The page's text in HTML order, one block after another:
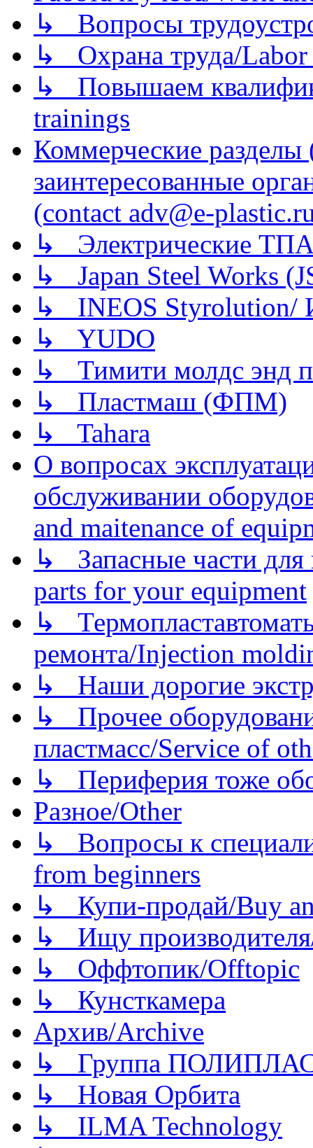
↳ Вопросы
↳ Охрана труда/Labor
↳ Повышаем
trainings
Коммерческие
заинтересованные
(contact adv@e-
↳ Электрические
↳ Japan Steel Works
↳ INEOS
↳ YUDO
↳ Тимити молдс энд
↳ Пластмаш (ФПМ)
↳ Tahara
О вопросах
обслуживании
and maitenance of
↳ Запасные части для
parts for your equipment
↳
ремонта/Injection
↳ Наши дорогие
↳ Прочее
пластмасс/Service of
↳ Периферия тоже
Разное/Other
↳ Вопросы к
from beginners
↳ Купи-продай/Buy
↳ Ищу
↳ Оффтопик/Offtopic
↳ Кунсткамера
Архив/Archive
↳ Группа
↳ Новая Орбита
↳ ILMA Technology